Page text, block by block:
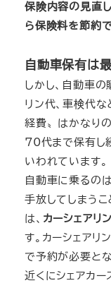
保険内容の見直
ら保険料を節約
自動車保有は
しかし、自動車
リン代、車検代
経費〟はかなり
70代まで保有し
いわれています。
自動車に乗るの
手放してしまう
は、 カーシェアリ
す。カーシェア
で予約が必要と
近くにシェアカ